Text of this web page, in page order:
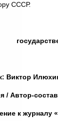
СССР.
Виктор
/ Автор-
к журналу